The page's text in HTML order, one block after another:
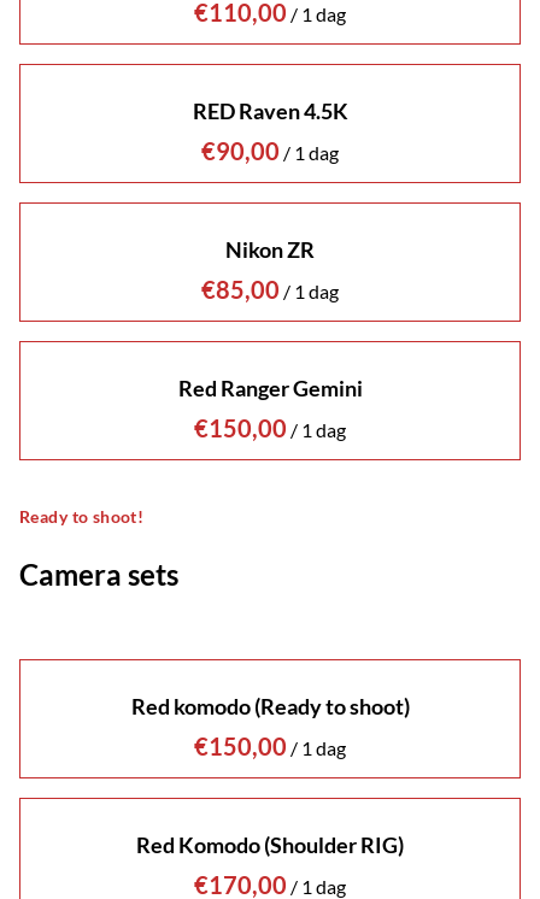
/
RED Raven 4.5K
/
Nikon ZR
/
Red Ranger Gemini
/
Ready to shoot!
Camera sets
Red komodo (Ready to shoot)
/
Red Komodo (Shoulder RIG)
/